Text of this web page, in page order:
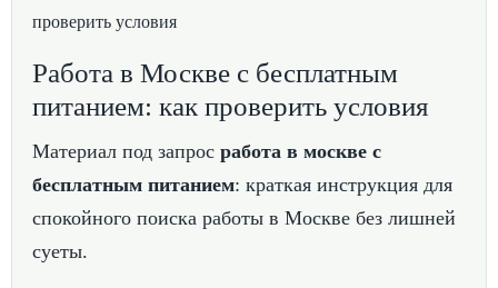
Работа в Москве с бесплатным
питанием: как проверить условия
Материал под запрос работа в москве с
бесплатным питанием: краткая инструкция для
спокойного поиска работы в Москве без лишней
суеты.